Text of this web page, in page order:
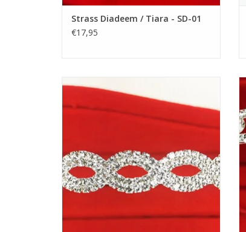
Strass Diadeem / Tiara - SD-01
€17,95
Feestjurkje helemaal af te maken! De
Perfecte Accessoire voor een Meisjesjurk.
Nikkelvrij stalen Tiara / Kroon voor
TOEVOEGEN AAN WINKELWAGEN